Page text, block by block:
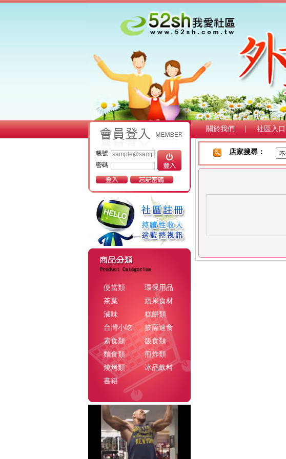
帳號
密碼
便當類
環保用品
茶葉
蔬果食材
滷味
糕餅類
台灣小吃
披薩速食
素食類
飯食類
麵食類
煎炸類
燒烤類
冰品飲料
書籍
關於我們 社區入口
店家搜尋：